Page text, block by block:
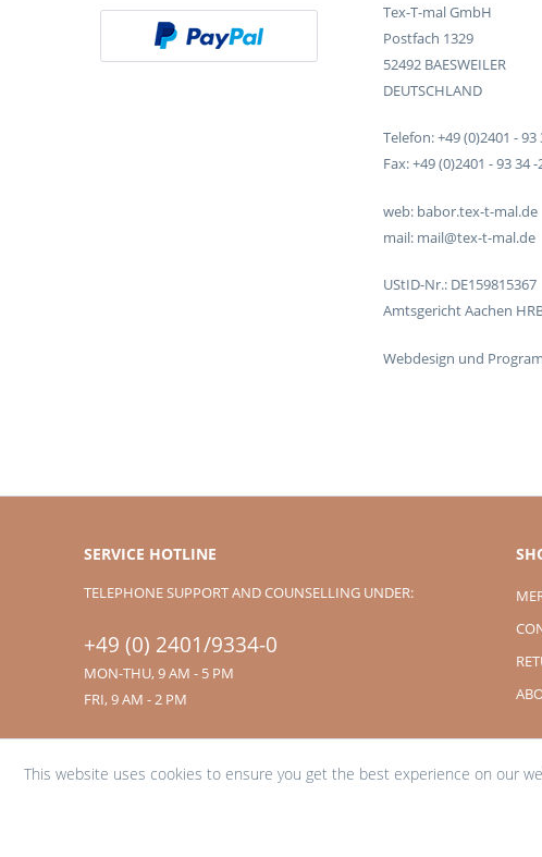
Tex-T-mal GmbH
Postfach 1329
52492 BAESWEILER
DEUTSCHLAND
Telefon: +49 (0)2401 - 93
Fax: +49 (0)2401 - 93 34 -
web: babor.tex-t-mal.de
mail: mail@tex-t-mal.de
UStID-Nr.: DE159815367
Amtsgericht Aachen
Webdesign und
SERVICE HOTLINE
TELEPHONE SUPPORT AND COUNSELLING UNDER:
+49 (0) 2401/9334-0
MON-THU, 9 AM - 5 PM
FRI, 9 AM - 2 PM
This website uses cookies to ensure you get the best experience on our